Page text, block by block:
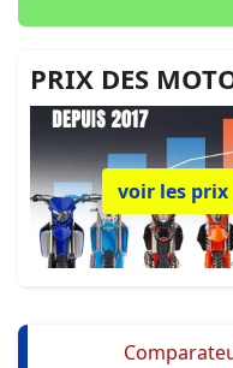
PRIX DES
voir les prix